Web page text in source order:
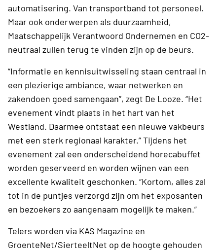
automatisering. Van transportband tot personeel.
Maar ook onderwerpen als duurzaamheid,
Maatschappelijk Verantwoord Ondernemen en CO2-
neutraal zullen terug te vinden zijn op de beurs.
“Informatie en kennisuitwisseling staan centraal in
een plezierige ambiance, waar netwerken en
zakendoen goed samengaan”, zegt De Looze. “Het
evenement vindt plaats in het hart van het
Westland. Daarmee ontstaat een nieuwe vakbeurs
met een sterk regionaal karakter.” Tijdens het
evenement zal een onderscheidend horecabuffet
worden geserveerd en worden wijnen van een
excellente kwaliteit geschonken. “Kortom, alles zal
tot in de puntjes verzorgd zijn om het exposanten
en bezoekers zo aangenaam mogelijk te maken.”
Telers worden via KAS Magazine en
GroenteNet/SierteeltNet op de hoogte gehouden